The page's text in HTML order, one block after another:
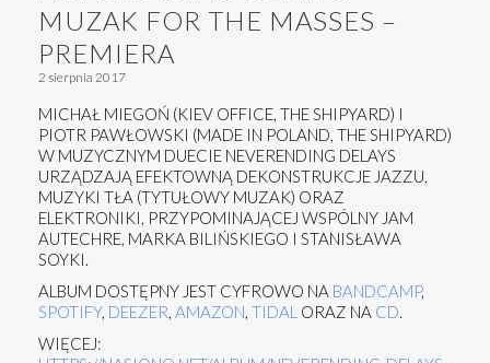
MUZAK FOR THE MASSES –
PREMIERA
2 sierpnia 2017
MICHAŁ MIEGOŃ (KIEV OFFICE, THE SHIPYARD) I
PIOTR PAWŁOWSKI (MADE IN POLAND, THE SHIPYARD)
W MUZYCZNYM DUECIE NEVERENDING DELAYS
URZĄDZAJĄ EFEKTOWNĄ DEKONSTRUKCJE JAZZU,
MUZYKI TŁA (TYTUŁOWY MUZAK) ORAZ
ELEKTRONIKI, PRZYPOMINAJĄCEJ WSPÓLNY JAM
AUTECHRE, MARKA BILIŃSKIEGO I STANISŁAWA
SOYKI.
ALBUM DOSTĘPNY JEST CYFROWO NA BANDCAMP,
SPOTIFY, DEEZER, AMAZON, TIDAL ORAZ NA CD.
WIĘCEJ: